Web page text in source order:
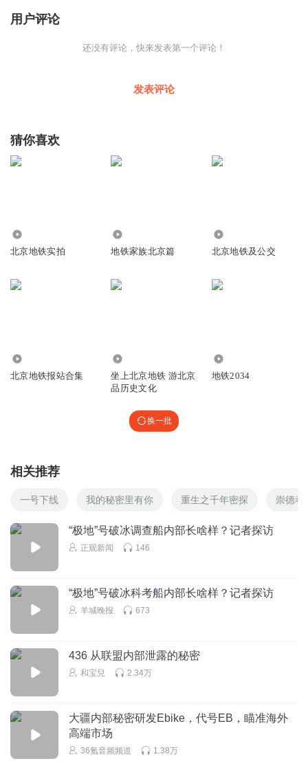
用户评论
还没有评论，快来发表第一个评论！
发表评论
猜你喜欢
北京地铁实拍 地铁家族北京篇 北京地铁及公交
北京地铁报站合集
坐上北京地铁 游北京
品历史文化
地铁2034
换一批
相关推荐
一号下线 我的秘密里有你 重生之千年密探 崇德巷
“极地”号破冰调查船内部长啥样？记者探访
正观新闻 146
“极地”号破冰科考船内部长啥样？记者探访
羊城晚报 673
436 从联盟内部泄露的秘密
和宝兒 2.34万
大疆内部秘密研发Ebike，代号EB，瞄准海外
高端市场
36氪音频频道 1.38万